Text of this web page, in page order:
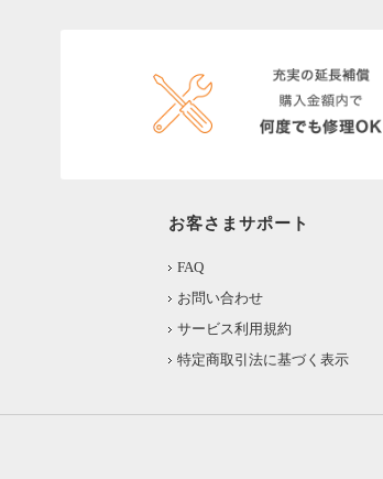
お客さまサポート
FAQ
お問い合わせ
サービス利用規約
特定商取引法に基づく表示